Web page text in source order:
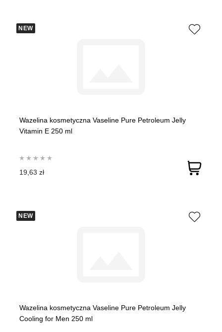
NEW
Wazelina kosmetyczna Vaseline Pure Petroleum Jelly
Vitamin E 250 ml
19,63 zł
NEW
Wazelina kosmetyczna Vaseline Pure Petroleum Jelly
Cooling for Men 250 ml